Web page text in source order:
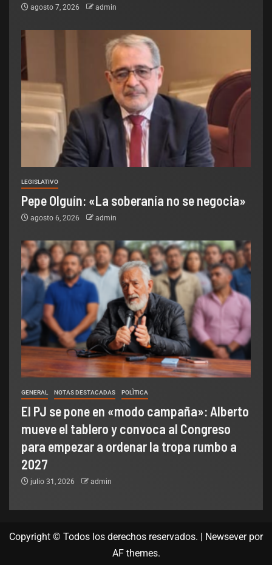
agosto 7, 2026 admin
LEGISLATIVO
Pepe Olguín: «La soberanía no se negocia»
agosto 6, 2026 admin
GENERAL NOTAS DESTACADAS POLÌTICA
El PJ se pone en «modo campaña»: Alberto
mueve el tablero y convoca al Congreso
para empezar a ordenar la tropa rumbo a
2027
julio 31, 2026 admin
Copyright © Todos los derechos reservados. Newseverpor
AF themes.